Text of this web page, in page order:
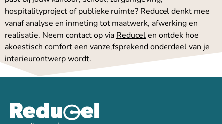
hospitalityproject of publieke ruimte? Reducel denkt mee
vanaf analyse en inmeting tot maatwerk, afwerking en
realisatie. Neem contact op viaReducelen ontdek hoe
akoestisch comfort een vanzelfsprekend onderdeel van je
interieurontwerp wordt.